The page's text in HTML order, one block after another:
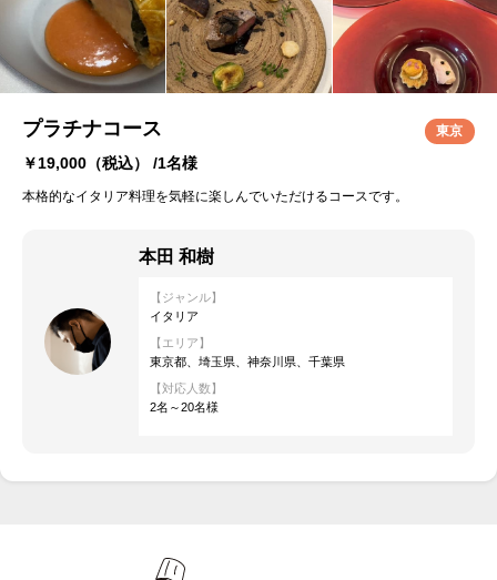
プラチナコース
￥19,000 （税込） /1名様
東京
本格的なイタリア料理を気軽に楽しんでいただけるコースです。
本田 和樹
【ジャンル】
イタリア
【エリア】
東京都、埼玉県、神奈川県、千葉県
【対応人数】
2名～20名様